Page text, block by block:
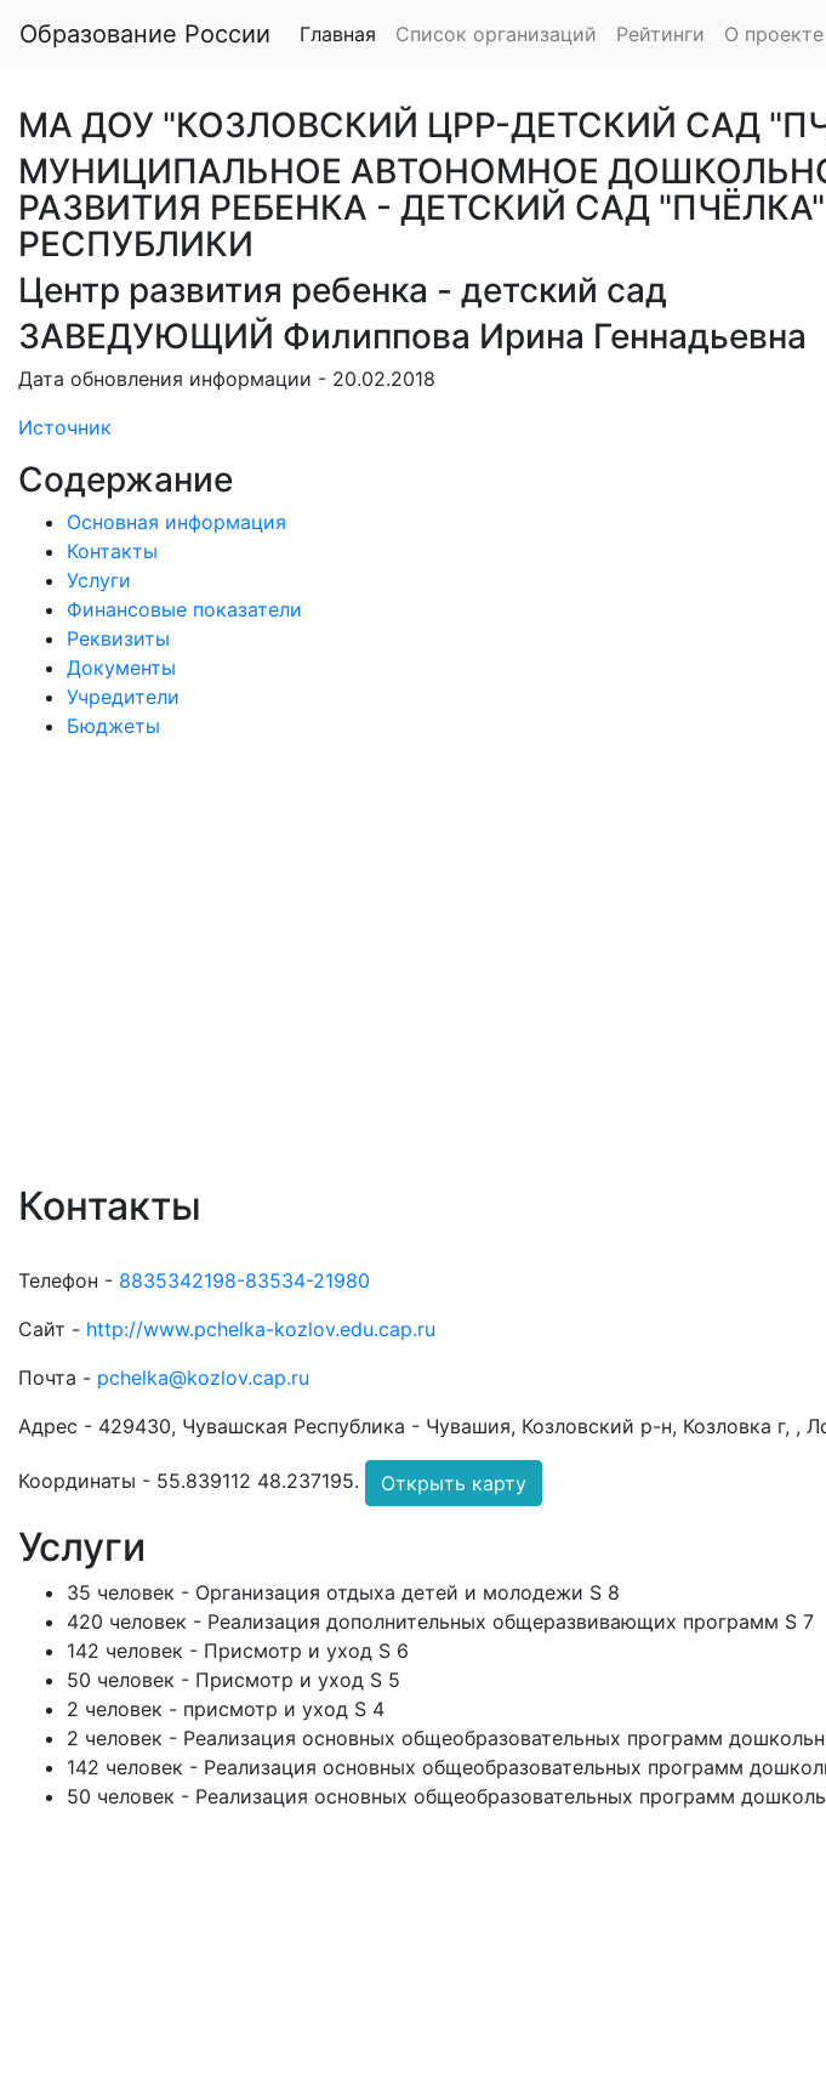
Образование России Главная Список организаций Рейтинги О проекте
МА ДОУ "КОЗЛОВСКИЙ ЦРР-ДЕТСКИЙ САД
МУНИЦИПАЛЬНОЕ АВТОНОМНОЕ
РАЗВИТИЯ РЕБЕНКА - ДЕТСКИЙ САД
РЕСПУБЛИКИ
Центр развития ребенка - детский сад
ЗАВЕДУЮЩИЙ Филиппова Ирина Геннадьевна
Дата обновления информации - 20.02.2018
Источник
Содержание
Основная информация
Контакты
Услуги
Финансовые показатели
Реквизиты
Документы
Учредители
Бюджеты
Контакты
Телефон - 8835342198-83534-21980
Сайт - http://www.pchelka-kozlov.edu.cap.ru
Почта - pchelka@kozlov.cap.ru
Адрес - 429430, Чувашская Республика - Чувашия, Козловский р-н, Козловка г, ,
Координаты - 55.839112 48.237195. Открыть карту
Услуги
35 человек - Организация отдыха детей и молодежи S 8
420 человек - Реализация дополнительных общеразвивающих программ S 7
142 человек - Присмотр и уход S 6
50 человек - Присмотр и уход S 5
2 человек - присмотр и уход S 4
2 человек - Реализация основных общеобразовательных программ
142 человек - Реализация основных общеобразовательных программ
50 человек - Реализация основных общеобразовательных программ